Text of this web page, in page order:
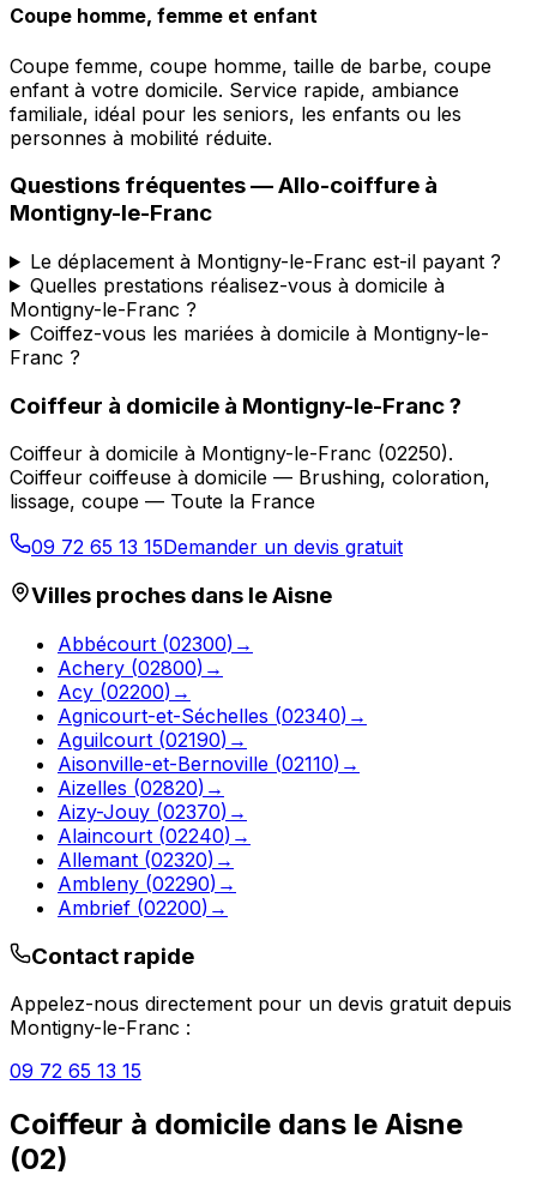
Coupe homme, femme et enfant
Coupe femme, coupe homme, taille de barbe, coupe
enfant à votre domicile. Service rapide, ambiance
familiale, idéal pour les seniors, les enfants ou les
personnes à mobilité réduite.
Questions fréquentes —Allo-coiffure à
Montigny-le-Franc
Le déplacement à Montigny-le-Franc est-il payant ?
Quelles prestations réalisez-vous à domicile à
Montigny-le-Franc ?
Coiffez-vous les mariées à domicile à Montigny-le-
Franc ?
Coiffeur à domicile à Montigny-le-Franc?
Coiffeur à domicile à Montigny-le-Franc (02250).
Coiffeur coiffeuse à domicile — Brushing, coloration,
lissage, coupe — Toute la France
09 72 65 13 15Demander un devis gratuit
Villes proches dans leAisne
Abbécourt (02300) →
Achery (02800) →
Acy (02200) →
Agnicourt-et-Séchelles (02340) →
Aguilcourt (02190) →
Aisonville-et-Bernoville (02110) →
Aizelles (02820) →
Aizy-Jouy (02370) →
Alaincourt (02240) →
Allemant (02320) →
Ambleny (02290) →
Ambrief (02200) →
Contact rapide
Appelez-nous directement pour un devis gratuit depuis
Montigny-le-Franc :
09 72 65 13 15
Coiffeur à domicile dans le Aisne
(02)